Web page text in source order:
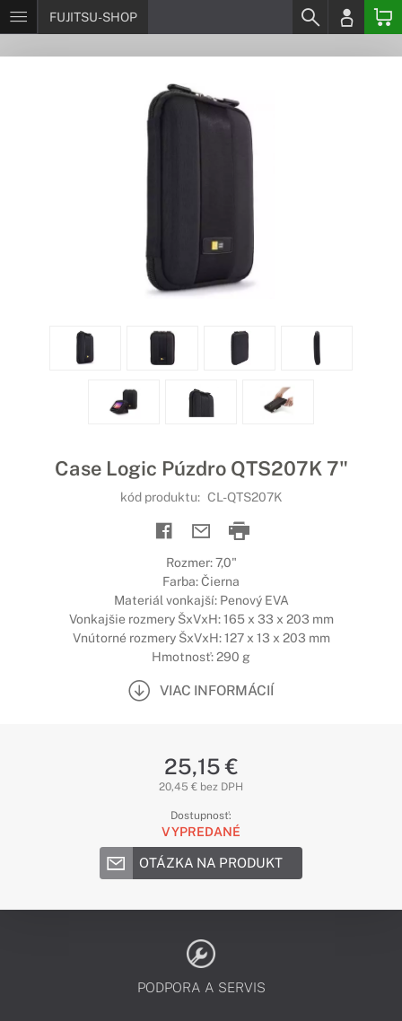
FUJITSU-SHOP
Case Logic Púzdro QTS207K 7"
kód produktu: CL-QTS207K
Rozmer: 7,0"
Farba: Čierna
Materiál vonkajší: Penový EVA
Vonkajšie rozmery ŠxVxH: 165 x 33 x 203 mm
Vnútorné rozmery ŠxVxH: 127 x 13 x 203 mm
Hmotnosť: 290 g
VIAC INFORMÁCIÍ
25,15 €
20,45 € bez DPH
Dostupnosť:
VYPREDANÉ
OTÁZKA NA PRODUKT
PODPORA A SERVIS